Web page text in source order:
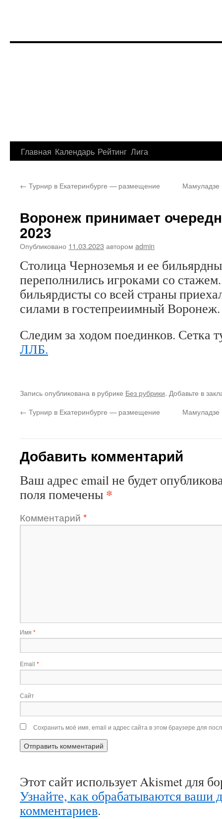
Перейти
содержимому
Главная Календарь Рейтинг Лига
← Турнир в Екатеринбурге — размещение Мамуладзе
Воронеж принимает
2023
Опубликовано 11.03.2023 автором admin
Столица Черноземья и ее
переполнились игроками со
бильярдисты со всей страны
силами в гостепреиимный Воронеж.
Следим за ходом поединков. Сетка
ЛЛБ.
Запись опубликована в рубрике Без рубрики. Добавьте в
← Турнир в Екатеринбурге — размещение Мамуладзе
Добавить комментарий
Ваш адрес email не будет
поля помечены *
Комментарий *
Имя *
Email *
Сайт
Сохранить моё имя, email и адрес сайта в этом браузере для
Этот сайт использует Akismet для
Узнайте, как обрабатываются ваши
комментариев.